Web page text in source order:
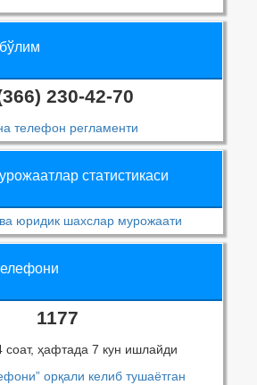
230-42-70
телефон регламенти
статистикаси
юридик шахслар мурожаати
1177
соат, ҳафтада 7 кун ишлайди
орқали келиб тушаётган